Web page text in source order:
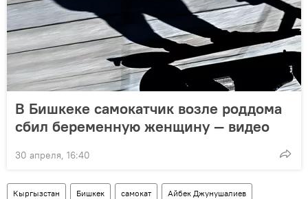
В Бишкеке самокатчик возле роддома
сбил беременную женщину — видео
30 апреля, 16:40
Кыргызстан Бишкек самокат Айбек Джунушалиев